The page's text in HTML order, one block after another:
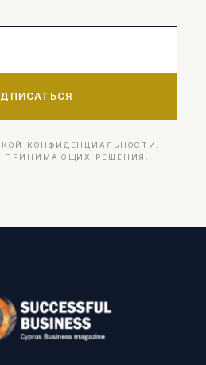
КОНФИДЕНЦИАЛЬНОСТИ.
ПРИНИМАЮЩИХ РЕШЕНИЯ.